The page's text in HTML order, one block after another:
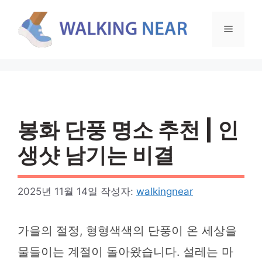
메
봉화 단풍 명소 추천 | 인
생샷 남기는 비결
2025년 11월 14일 작성자: walkingnear
가을의 절정, 형형색색의 단풍이 온 세상을
물들이는 계절이 돌아왔습니다. 설레는 마